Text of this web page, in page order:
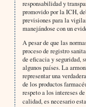
responsabilidad y
promovido por la ICH,
previsiones para la
manejándose con un
A pesar de que las
proceso de registro
de eficacia y seguridad,
algunos países. La
representar una
de los productos
respeto a los intereses
calidad, es necesario